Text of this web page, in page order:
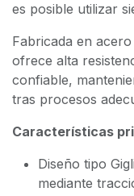
es posible utilizar
Fabricada en
ofrece alta
confiable,
tras procesos
Características
Diseño tipo
mediante